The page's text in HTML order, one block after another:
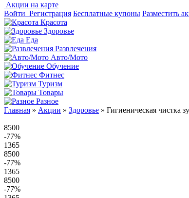
Акции на карте
Войти Регистрация Бесплатные купоны Разместить
Красота
Здоровье
Еда
Развлечения
Авто/Мото
Обучение
Фитнес
Туризм
Товары
Разное
Главная » Акции » Здоровье » Гигиеническая чистка
8500
-77%
1365
8500
-77%
1365
8500
-77%